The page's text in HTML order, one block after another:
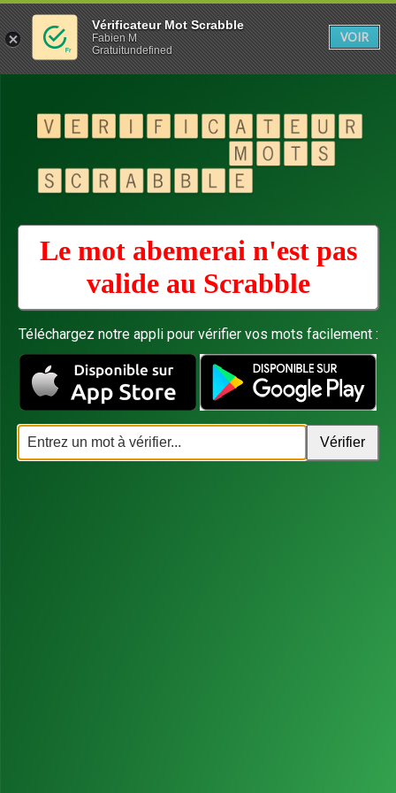
Le mot abemerai n'est pas
valide au Scrabble
Téléchargez notre appli pour vérifier vos mots facilement :
Vérificateur Mot Scrabble
Fabien M
Gratuitundefined
VOIR